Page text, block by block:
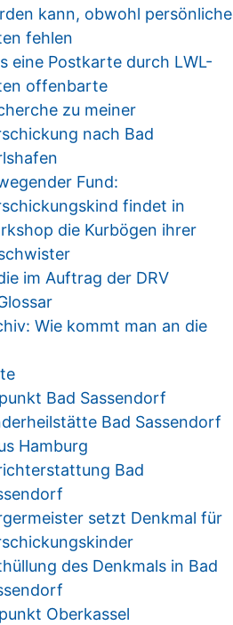
kann, obwohl persönliche
fehlen
eine Postkarte durch LWL-
offenbarte
zu meiner
nach Bad
Fund:
findet in
die Kurbögen ihrer
im Auftrag der DRV
Wie kommt man an die
Bad Sassendorf
Bad Sassendorf
Hamburg
Bad
setzt Denkmal für
des Denkmals in Bad
Oberkassel